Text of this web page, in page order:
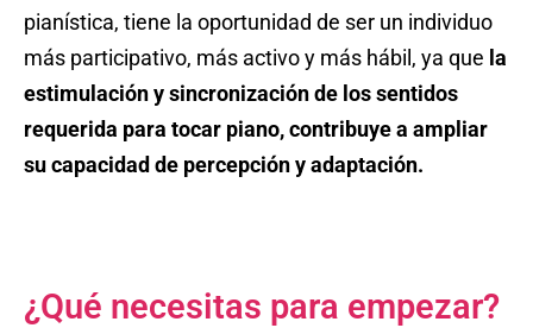
pianística, tiene la oportunidad de ser un individuo
más participativo, más activo y más hábil, ya que la
estimulación y sincronización de los sentidos
requerida para tocar piano, contribuye a ampliar
su capacidad de percepción y adaptación.
¿Qué necesitas para empezar?